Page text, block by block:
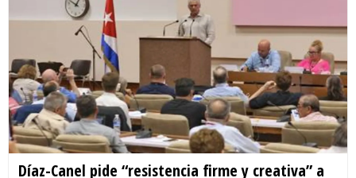
Díaz-Canel pide “resistencia firme y creativa” a